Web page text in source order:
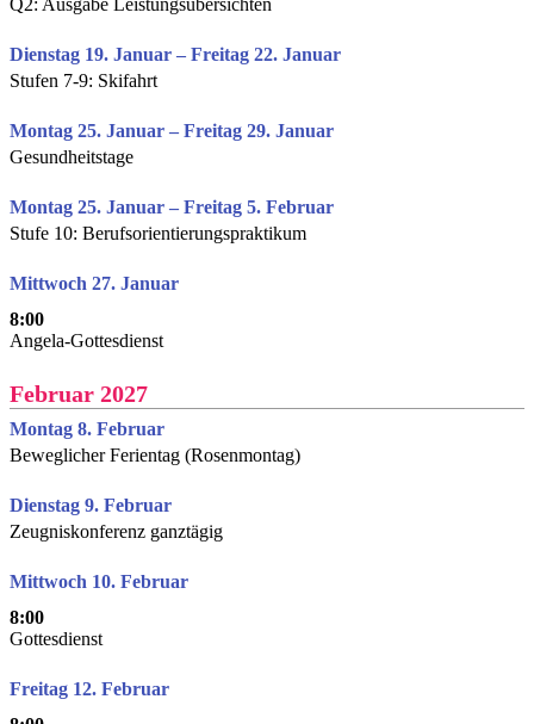
Q2: Ausgabe Leistungsübersichten
Dienstag 19. Januar – Freitag 22. Januar
Stufen 7-9: Skifahrt
Montag 25. Januar – Freitag 29. Januar
Gesundheitstage
Montag 25. Januar – Freitag 5. Februar
Stufe 10: Berufsorientierungspraktikum
Mittwoch 27. Januar
8:00
Angela-Gottesdienst
Februar 2027
Montag 8. Februar
Beweglicher Ferientag (Rosenmontag)
Dienstag 9. Februar
Zeugniskonferenz ganztägig
Mittwoch 10. Februar
8:00
Gottesdienst
Freitag 12. Februar